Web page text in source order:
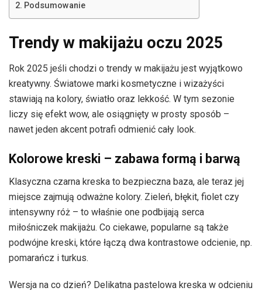
Podsumowanie
Trendy w makijażu oczu 2025
Rok 2025 jeśli chodzi o trendy w makijażu jest wyjątkowo
kreatywny. Światowe marki kosmetyczne i wizażyści
stawiają na kolory, światło oraz lekkość. W tym sezonie
liczy się efekt wow, ale osiągnięty w prosty sposób –
nawet jeden akcent potrafi odmienić cały look.
Kolorowe kreski – zabawa formą i barwą
Klasyczna czarna kreska to bezpieczna baza, ale teraz jej
miejsce zajmują odważne kolory. Zieleń, błękit, fiolet czy
intensywny róż – to właśnie one podbijają serca
miłośniczek makijażu. Co ciekawe, popularne są także
podwójne kreski, które łączą dwa kontrastowe odcienie, np.
pomarańcz i turkus.
Wersja na co dzień? Delikatna pastelowa kreska w odcieniu